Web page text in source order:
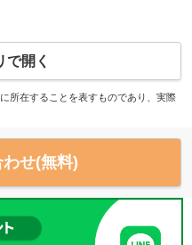
で開く
所在することを表すものであり、実際
せ(無料)